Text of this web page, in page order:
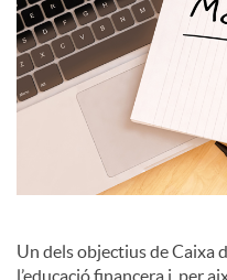
c
i
a
l
Un dels objectius de Caixa
l’educació financera i, per